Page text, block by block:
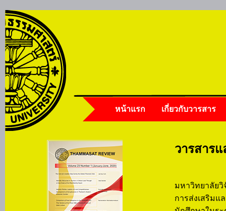
หน้าแรก เกี่ยวกับวารสาร
วารสาร
มหาวิทยาลัย
การส่งเสริ